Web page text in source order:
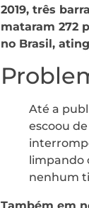
2019, três
mataram 272
no Brasil,
Até a
escoou
limpando
nenhum